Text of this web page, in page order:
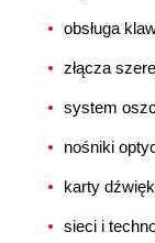
obsługa
złącza
system
nośniki
karty
sieci i